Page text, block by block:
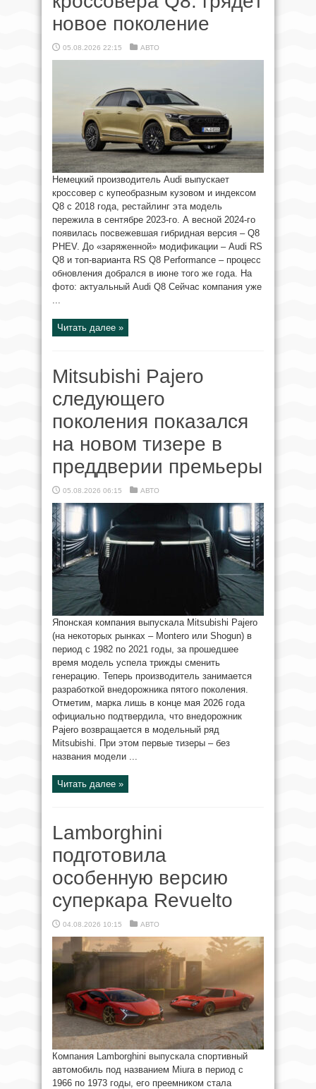
новое поколение
05.08.2026 22:15 АВТО
Немецкий производитель Audi выпускает
кроссовер с купеобразным кузовом и индексом
Q8 с 2018 года, рестайлинг эта модель
пережила в сентябре 2023-го. А весной 2024-го
появилась посвежевшая гибридная версия – Q8
PHEV. До «заряженной» модификации – Audi RS
Q8 и топ-варианта RS Q8 Performance – процесс
обновления добрался в июне того же года. На
фото: актуальный Audi Q8 Сейчас компания уже
...
Читать далее »
Mitsubishi Pajero
следующего
поколения показался
на новом тизере в
преддверии премьеры
05.08.2026 06:15 АВТО
Японская компания выпускала Mitsubishi Pajero
(на некоторых рынках – Montero или Shogun) в
период с 1982 по 2021 годы, за прошедшее
время модель успела трижды сменить
генерацию. Теперь производитель занимается
разработкой внедорожника пятого поколения.
Отметим, марка лишь в конце мая 2026 года
официально подтвердила, что внедорожник
Pajero возвращается в модельный ряд
Mitsubishi. При этом первые тизеры – без
названия модели ...
Читать далее »
Lamborghini
подготовила
особенную версию
суперкара Revuelto
04.08.2026 10:15 АВТО
Компания Lamborghini выпускала спортивный
автомобиль под названием Miura в период с
1966 по 1973 годы, его преемником стала